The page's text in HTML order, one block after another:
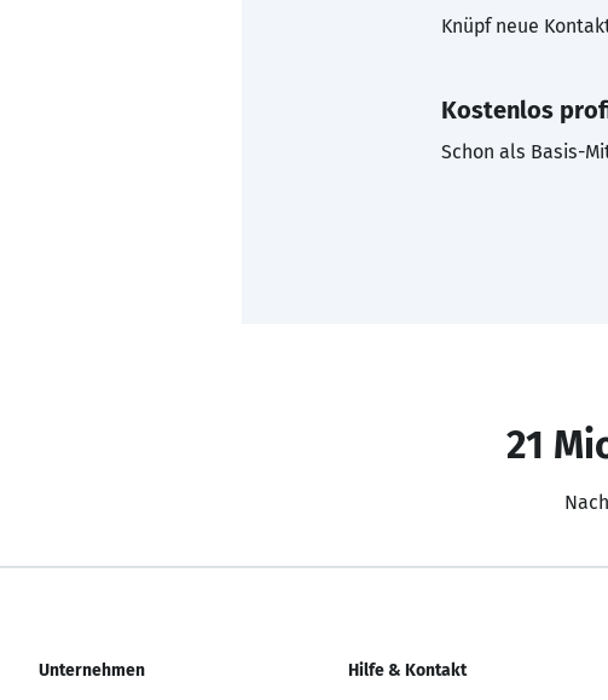
Knüpf neue
Kostenlos
Schon als Basis-
21
Unternehmen Hilfe & Kontakt